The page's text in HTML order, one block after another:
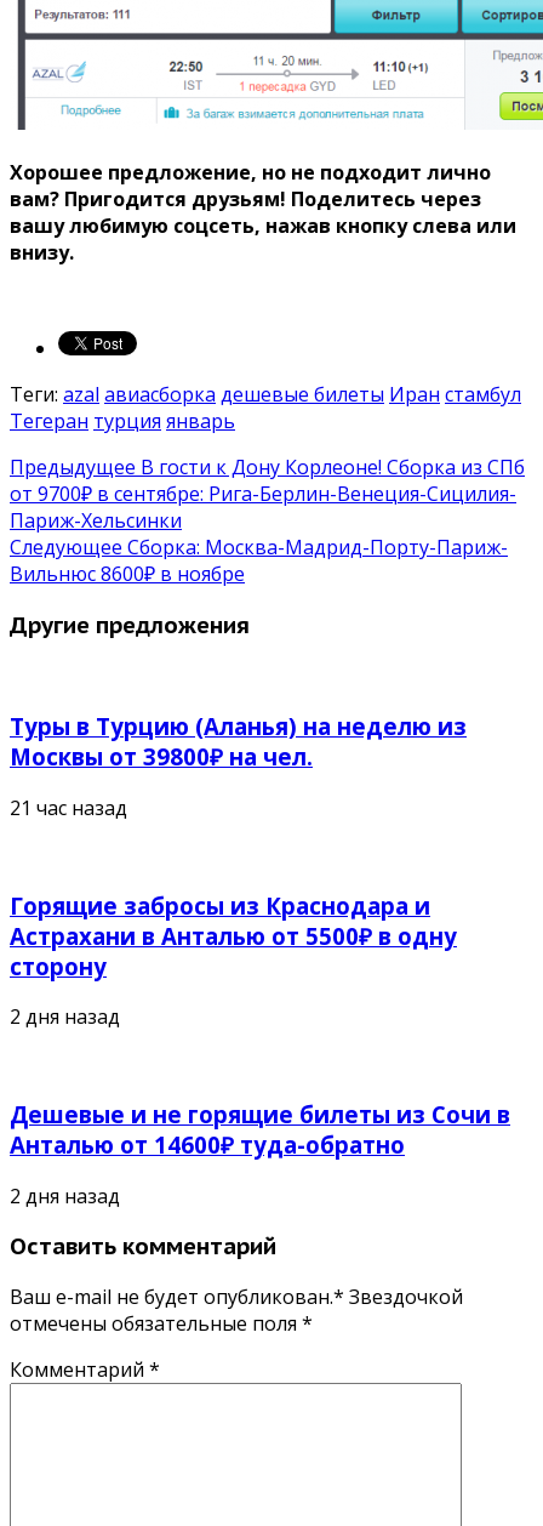
Хорошее предложение, но не подходит лично
вам? Пригодится друзьям! Поделитесь через
вашу любимую соцсеть, нажав кнопку слева или
внизу.
Теги: azal авиасборка дешевые билеты Иран стамбул
Тегеран турция январь
Предыдущее В гости к Дону Корлеоне! Сборка из СПб
от 9700₽ в сентябре: Рига-Берлин-Венеция-Сицилия-
Париж-Хельсинки
Следующее Сборка: Москва-Мадрид-Порту-Париж-
Вильнюс 8600₽ в ноябре
Другие предложения
Туры в Турцию (Аланья) на неделю из
Москвы от 39800₽ на чел.
21 час назад
Горящие забросы из Краснодара и
Астрахани в Анталью от 5500₽ в одну
сторону
2 дня назад
Дешевые и не горящие билеты из Сочи в
Анталью от 14600₽ туда-обратно
2 дня назад
Оставить комментарий
Ваш e-mail не будет опубликован.* Звездочкой
отмечены обязательные поля *
Комментарий *